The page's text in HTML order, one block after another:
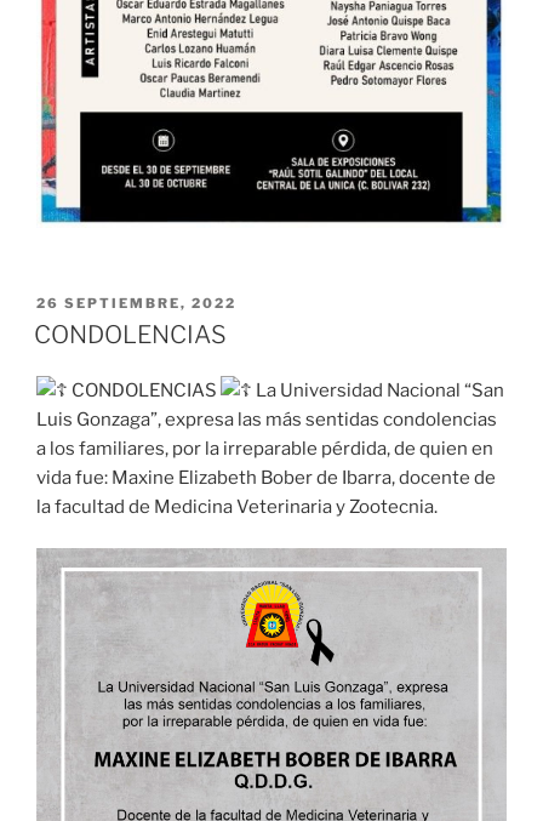
PUBLICADO
EL
26 SEPTIEMBRE, 2022
CONDOLENCIAS
CONDOLENCIAS
La Universidad Nacional “San
Luis Gonzaga”, expresa las más sentidas condolencias
a los familiares, por la irreparable pérdida, de quien en
vida fue: Maxine Elizabeth Bober de Ibarra, docente de
la facultad de Medicina Veterinaria y Zootecnia.